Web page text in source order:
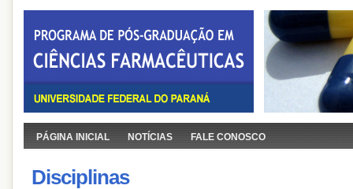
PÁGINA INICIAL NOTÍCIAS FALE CONOSCO
Disciplinas